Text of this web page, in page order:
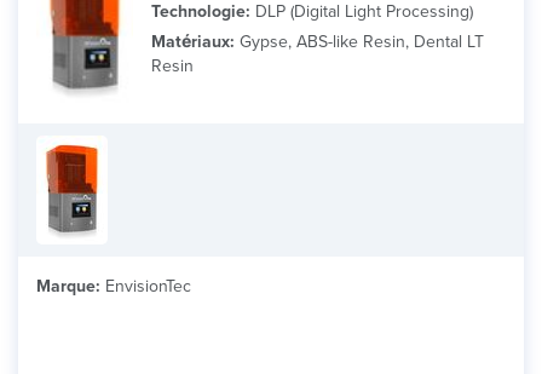
Technologie: DLP (Digital Light Processing)
Matériaux: Gypse, ABS-like Resin, Dental LT
Resin
Marque: EnvisionTec